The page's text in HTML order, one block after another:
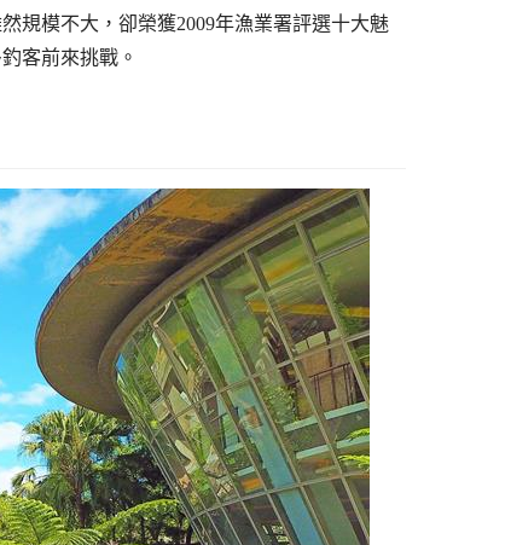
規模不大，卻榮獲2009年漁業署評選十大魅
客前來挑戰。